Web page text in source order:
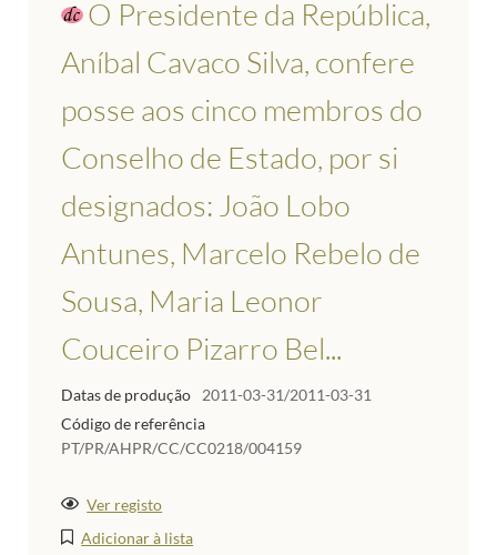
O Presidente da República,
Aníbal Cavaco Silva, confere
posse aos cinco membros do
Conselho de Estado, por si
designados: João Lobo
Antunes, Marcelo Rebelo de
Sousa, Maria Leonor
Couceiro Pizarro Bel...
Datas de produção
2011-03-31/2011-03-31
Código de referência
PT/PR/AHPR/CC/CC0218/004159
Ver registo
Adicionar à lista